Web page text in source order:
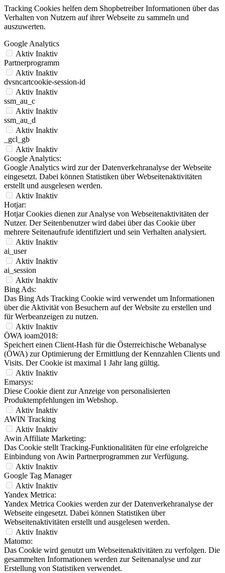
Tracking Cookies helfen dem Shopbetreiber Informationen über das
Verhalten von Nutzern auf ihrer Webseite zu sammeln und
auszuwerten.
Google Analytics
Aktiv Inaktiv
Partnerprogramm
Aktiv Inaktiv
dvsncartcookie-session-id
Aktiv Inaktiv
ssm_au_c
Aktiv Inaktiv
ssm_au_d
Aktiv Inaktiv
_gcl_gb
Aktiv Inaktiv
Google Analytics:
Google Analytics wird zur der Datenverkehranalyse der Webseite
eingesetzt. Dabei können Statistiken über Webseitenaktivitäten
erstellt und ausgelesen werden.
Aktiv Inaktiv
Hotjar:
Hotjar Cookies dienen zur Analyse von Webseitenaktivitäten der
Nutzer. Der Seitenbenutzer wird dabei über das Cookie über
mehrere Seitenaufrufe identifiziert und sein Verhalten analysiert.
Aktiv Inaktiv
ai_user
Aktiv Inaktiv
ai_session
Aktiv Inaktiv
Bing Ads:
Das Bing Ads Tracking Cookie wird verwendet um Informationen
über die Aktivität von Besuchern auf der Website zu erstellen und
für Werbeanzeigen zu nutzen.
Aktiv Inaktiv
ÖWA ioam2018:
Speichert einen Client-Hash für die Österreichische Webanalyse
(ÖWA) zur Optimierung der Ermittlung der Kennzahlen Clients und
Visits. Der Cookie ist maximal 1 Jahr lang gültig.
Aktiv Inaktiv
Emarsys:
Diese Cookie dient zur Anzeige von personalisierten
Produktempfehlungen im Webshop.
Aktiv Inaktiv
AWIN Tracking
Aktiv Inaktiv
Awin Affiliate Marketing:
Das Cookie stellt Tracking-Funktionalitäten für eine erfolgreiche
Einbindung von Awin Partnerprogrammen zur Verfügung.
Aktiv Inaktiv
Google Tag Manager
Aktiv Inaktiv
Yandex Metrica:
Yandex Metrica Cookies werden zur der Datenverkehranalyse der
Webseite eingesetzt. Dabei können Statistiken über
Webseitenaktivitäten erstellt und ausgelesen werden.
Aktiv Inaktiv
Matomo:
Das Cookie wird genutzt um Webseitenaktivitäten zu verfolgen. Die
gesammelten Informationen werden zur Seitenanalyse und zur
Erstellung von Statistiken verwendet.